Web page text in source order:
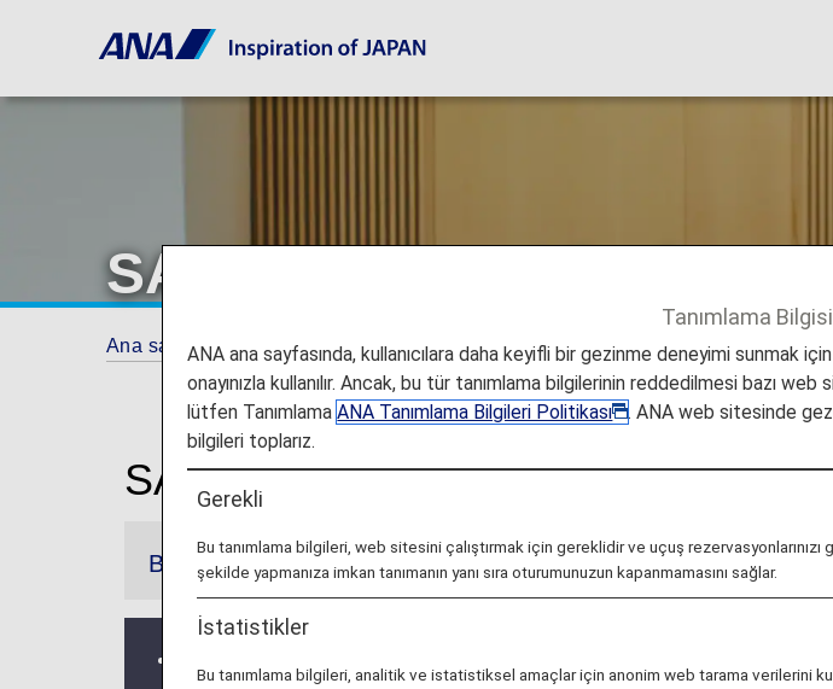
SAN Francisco
Ana sayfa Seyahat Bilgileri Lounge'lar San Francisco
SAN Francisco Uluslararası
Bilgiler
Tanımlama
ANA ana sayfasında, kullanıcılara daha keyifli bir gezinme deneyimi sunmak
onayınızla kullanılır. Ancak, bu tür tanımlama bilgilerinin reddedilmesi bazı
lütfen TanımlamaANA Tanımlama Bilgileri Politikası
. ANA web sitesinde
bilgileri toplarız.
Gerekli
Bu tanımlama bilgileri, web sitesini çalıştırmak için gereklidir ve uçuş rezervasyonlarınızı
şekilde yapmanıza imkan tanımanın yanı sıra oturumunuzun kapanmamasını sağlar.
İstatistikler
Bu tanımlama bilgileri, analitik ve istatistiksel amaçlar için anonim web tarama verilerini